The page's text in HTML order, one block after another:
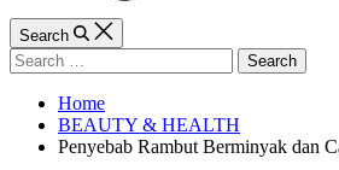
Search
Search
for:
Home
BEAUTY & HEALTH
Penyebab Rambut Berminyak dan